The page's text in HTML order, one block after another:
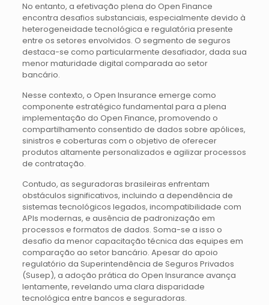
No entanto, a efetivação plena do Open Finance
encontra desafios substanciais, especialmente devido à
heterogeneidade tecnológica e regulatória presente
entre os setores envolvidos. O segmento de seguros
destaca-se como particularmente desafiador, dada sua
menor maturidade digital comparada ao setor
bancário.
Nesse contexto, o Open Insurance emerge como
componente estratégico fundamental para a plena
implementação do Open Finance, promovendo o
compartilhamento consentido de dados sobre apólices,
sinistros e coberturas com o objetivo de oferecer
produtos altamente personalizados e agilizar processos
de contratação.
Contudo, as seguradoras brasileiras enfrentam
obstáculos significativos, incluindo a dependência de
sistemas tecnológicos legados, incompatibilidade com
APIs modernas, e ausência de padronização em
processos e formatos de dados. Soma-se a isso o
desafio da menor capacitação técnica das equipes em
comparação ao setor bancário. Apesar do apoio
regulatório da Superintendência de Seguros Privados
(Susep), a adoção prática do Open Insurance avança
lentamente, revelando uma clara disparidade
tecnológica entre bancos e seguradoras.